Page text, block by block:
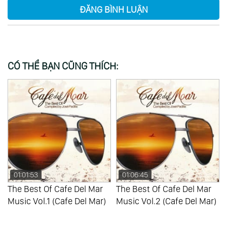
Standart Music Vol.1
154.Greatest Hits Cd1
155.Greatest Hits Cd2
156.Best One
157.Cinema Passion Vol.2
158.French Passion
159.Italian Passion
160.Live
161.Love In The 60S
162.Love In The 70S
ĐĂNG BÌNH LUẬN
CÓ THỂ BẠN CŨNG THÍCH:
01:01:53
The Best Of Cafe Del Mar
Music Vol.1 (Cafe Del Mar)
01:06:45
The Best Of Cafe Del Mar
Music Vol.2 (Cafe Del Mar)